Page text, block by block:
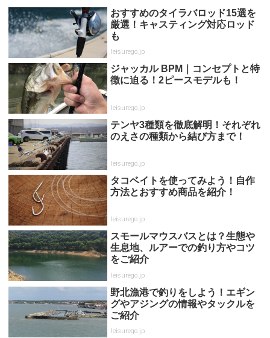
おすすめのタイラバロッド15選を
厳選！キャスティング対応ロッド
も
leisurego.jp
ジャッカル BPM｜コンセプトと特
徴に迫る！2ピースモデルも！
leisurego.jp
テンヤ3種類を徹底解明！それぞれ
のえさの種類から結び方まで！
leisurego.jp
タコベイトを使ってみよう！自作
方法とおすすめ商品を紹介！
leisurego.jp
スモールマウスバスとは？生態や
生息地、ルアーでの釣り方やコツ
をご紹介
leisurego.jp
野北漁港で釣りをしよう！エギン
グやアジングの情報やタックルを
ご紹介
leisurego.jp